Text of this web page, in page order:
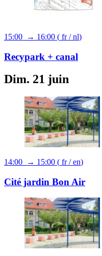
15:00 → 16:00 ( fr/nl)
Recypark + canal
Dim. 21 juin
14:00 → 15:00 ( fr/en)
Cité jardin Bon Air